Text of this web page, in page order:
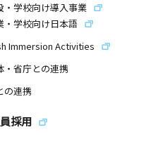
・学校向け導入事業
・学校向け日本語
Immersion Activities
・省庁との連携
の連携
採用